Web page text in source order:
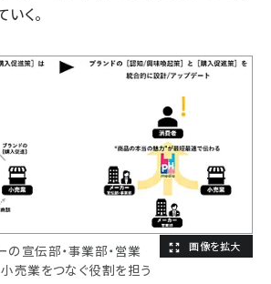
く。
宣伝部・事業部・営業
小売業をつなぐ役割を担う